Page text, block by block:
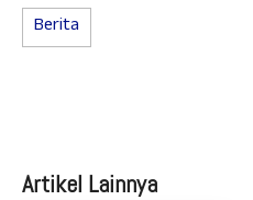
Berita
Artikel Lainnya